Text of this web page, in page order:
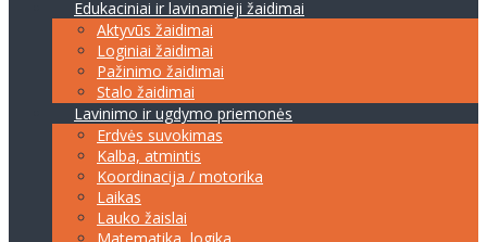
Edukaciniai ir lavinamieji žaidimai
Aktyvūs žaidimai
Loginiai žaidimai
Pažinimo žaidimai
Stalo žaidimai
Lavinimo ir ugdymo priemonės
Erdvės suvokimas
Kalba, atmintis
Koordinacija / motorika
Laikas
Lauko žaislai
Matematika, logika